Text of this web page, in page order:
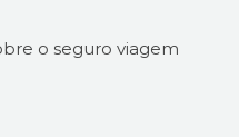
o seguro viagem